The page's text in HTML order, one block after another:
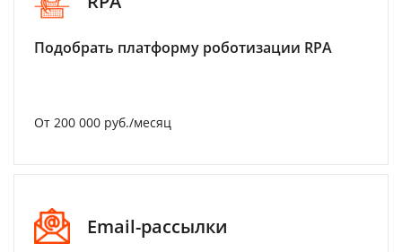
Подобрать платформу роботизации RPA
От 200 000 руб./месяц
Email-рассылки